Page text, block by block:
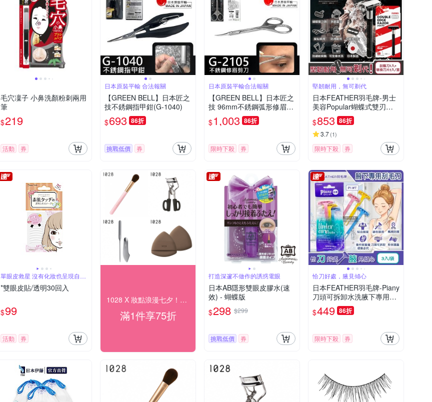
毛穴凜子 小鼻洗顏粉刺兩用
筆
$219
活動 券
日本原裝平輸 合法報關
【GREEN BELL】日本匠之
技不銹鋼指甲鉗(G-1040)
$693 86折
挑戰低價 券
日本原裝平輸合法報關
【GREEN BELL】日本匠之
技 96mm不銹鋼弧形修眉剪
刀(G-2105)
$1,003 86折
限時下殺 券
堅韌耐用，無可剃代
日本FEATHER羽毛牌-男士
美容Popular蝴蝶式雙刃刀
頭順滑安全刮鬍刀組-刀架1
入+替換刀片2入/盒(雙面鉑
合金刀頭,鬢角美型剃刀,復
古剃鬍刀)
$853 86折
3.7(1)
限時下殺 券
單眼皮救星 沒有化妝也呈現自然
的雙眼皮
*雙眼皮貼/透明30回入
$99
活動 券
1028 X 妝點浪漫七夕！全館75折起
滿1件享75折
打造深邃不做作的誘惑電眼
日本AB隱形雙眼皮膠水(速
效) - 蝴蝶版
$298 $299
挑戰低價 券
恰刀好處，腋見傾心
日本FEATHER羽毛牌-Piany
刀頭可拆卸水洗腋下專用刮
毛刀3入/袋PI-WT(附保護蓋
腋窩毛量修飾刀,輕巧便攜仕
容工具)
$449 86折
限時下殺 券